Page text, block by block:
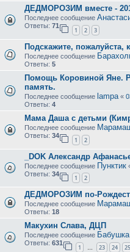
ДЕДМОРОЗИМ вместе -
Последнее сообщение
Ответы: 71
1 2 3
Подскажите, пожалуйста,
Последнее сообщение
Ответы: 5
Помощь Коровиной Яне.
память.
Последнее сообщение lampa «
Ответы: 4
Мама Даша с детьми
Последнее сообщение
Ответы: 34
1 2
_DOK Александр
Последнее сообщение Пунктик
Ответы: 34
1 2
ДЕДМОРОЗИМ по-
Последнее сообщение
Ответы: 18
Макухин Слава, ДЦП
Последнее сообщение
Ответы: 631
1 … 23 24 25